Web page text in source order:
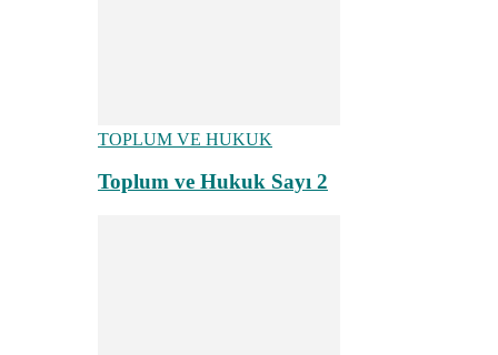
TOPLUM VE HUKUK
Toplum ve Hukuk Sayı 2